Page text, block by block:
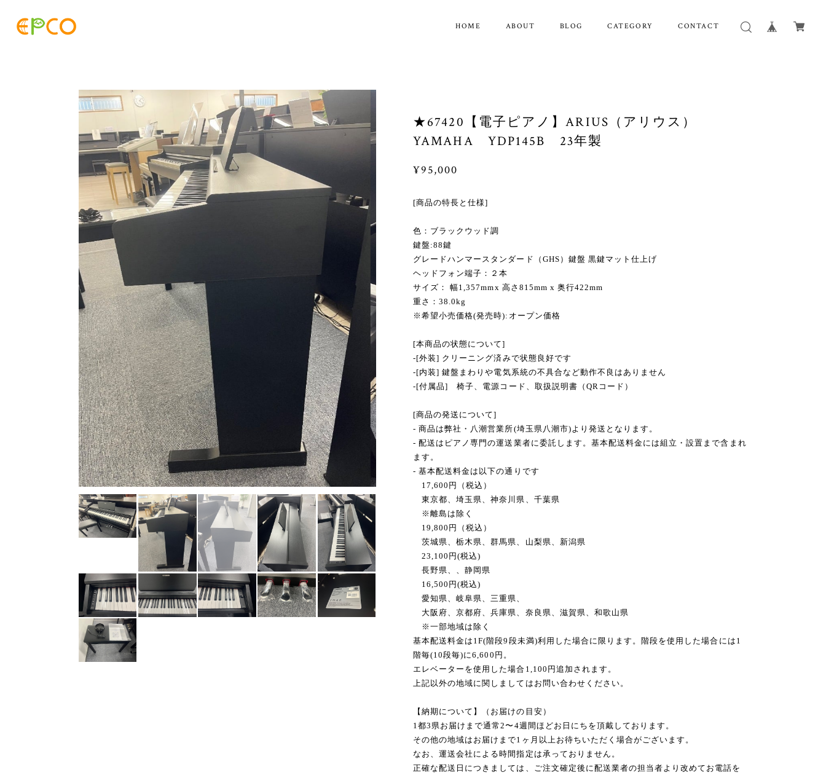
HOME ABOUT BLOG CATEGORY CONTACT
★67420【電子ピアノ】ARIUS（アリウス）
YAMAHA YDP145B 23年製
¥95,000
[商品の特長と仕様]
色：ブラックウッド調
鍵盤:88鍵
グレードハンマースタンダード（GHS）鍵盤 黒鍵マット仕上げ
ヘッドフォン端子：２本
サイズ： 幅1,357mmx 高さ815mm x 奥行422mm
重さ：38.0kg
※希望小売価格(発売時):オープン価格
[本商品の状態について]
-[外装] クリーニング済みで状態良好です
-[内装] 鍵盤まわりや電気系統の不具合など動作不良はありません
-[付属品] 椅子、電源コード、取扱説明書（QRコード）
[商品の発送について]
- 商品は弊社・八潮営業所(埼玉県八潮市)より発送となります。
- 配送はピアノ専門の運送業者に委託します。基本配送料金には組立・設置まで含まれ
ます。
- 基本配送料金は以下の通りです
17,600円（税込）
東京都、埼玉県、神奈川県、千葉県
※離島は除く
19,800円（税込）
茨城県、栃木県、群馬県、山梨県、新潟県
23,100円(税込)
長野県、、静岡県
16,500円(税込)
愛知県、岐阜県、三重県、
大阪府、京都府、兵庫県、奈良県、滋賀県、和歌山県
※一部地域は除く
基本配送料金は1F(階段9段未満)利用した場合に限ります。階段を使用した場合には1
階毎(10段毎)に6,600円。
エレベーターを使用した場合1,100円追加されます。
上記以外の地域に関しましてはお問い合わせください。
【納期について】（お届けの目安）
1都3県お届けまで通常2〜4週間ほどお日にちを頂戴しております。
その他の地域はお届けまで1ヶ月以上お待ちいただく場合がございます。
なお、運送会社による時間指定は承っておりません。
正確な配送日につきましては、ご注文確定後に配送業者の担当者より改めてお電話を